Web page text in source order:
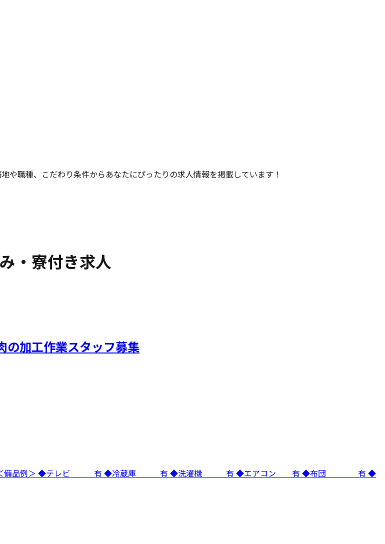
や職種、こだわり条件からあなたにぴったりの求人情報を掲載しています！
・寮付き求人
の加工作業スタッフ募集
円 ＜備品例＞ ◆テレビ 有 ◆冷蔵庫 有 ◆洗濯機 有 ◆エアコン 有 ◆布団 有 ◆